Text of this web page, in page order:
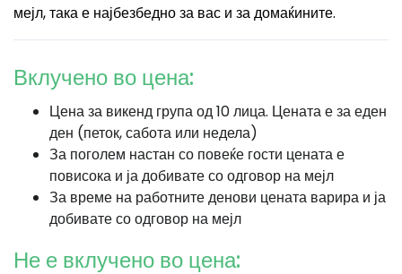
мејл, така е најбезбедно за вас и за домаќините.
Вклучено во цена:
Цена за викенд група од 10 лица. Цената е за еден
ден (петок, сабота или недела)
За поголем настан со повеќе гости цената е
повисока и ја добивате со одговор на мејл
За време на работните денови цената варира и ја
добивате со одговор на мејл
Не е вклучено во цена: